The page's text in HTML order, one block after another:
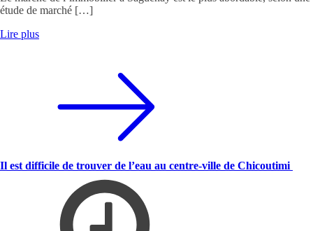
étude de marché […]
Lire plus
Il est difficile de trouver de l’eau au centre-ville de Chicoutimi